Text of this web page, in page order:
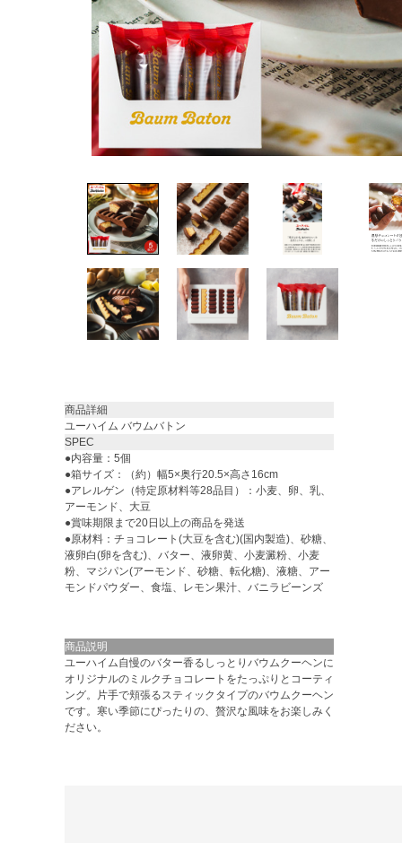
商品詳細
ユーハイム バウムバトン
SPEC
●内容量：5個
●箱サイズ：（約）幅5×奥行20.5×高さ16cm
●アレルゲン（特定原材料等28品目）：小麦、卵、乳、
アーモンド、大豆
●賞味期限まで20日以上の商品を発送
●原材料：チョコレート(大豆を含む)(国内製造)、砂糖、
液卵白(卵を含む)、バター、液卵黄、小麦澱粉、小麦
粉、マジパン(アーモンド、砂糖、転化糖)、液糖、アー
モンドパウダー、食塩、レモン果汁、バニラビーンズ
商品説明
ユーハイム自慢のバター香るしっとりバウムクーヘンに
オリジナルのミルクチョコレートをたっぷりとコーティ
ング。片手で頬張るスティックタイプのバウムクーヘン
です。寒い季節にぴったりの、贅沢な風味をお楽しみく
ださい。